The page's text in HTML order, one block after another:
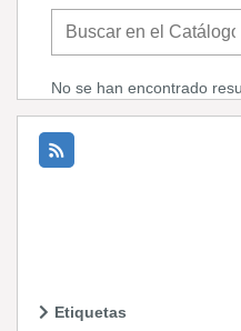
No se han encontrado
Etiquetas